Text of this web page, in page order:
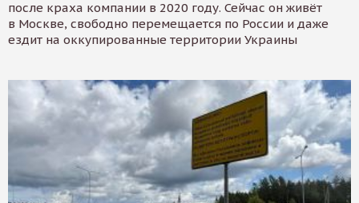
после краха компании в 2020 году. Сейчас он живёт
в Москве, свободно перемещается по России и даже
ездит на оккупированные территории Украины